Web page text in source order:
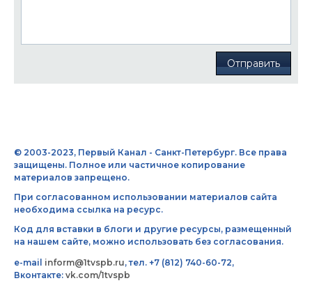
Отправить
© 2003-2023, Первый Канал - Санкт-Петербург. Все права
защищены. Полное или частичное копирование
материалов запрещено.
При согласованном использовании материалов сайта
необходима ссылка на ресурс.
Код для вставки в блоги и другие ресурсы, размещенный
на нашем сайте, можно использовать без согласования.
e-mail inform@1tvspb.ru, тел. +7 (812) 740-60-72,
Вконтакте: vk.com/1tvspb